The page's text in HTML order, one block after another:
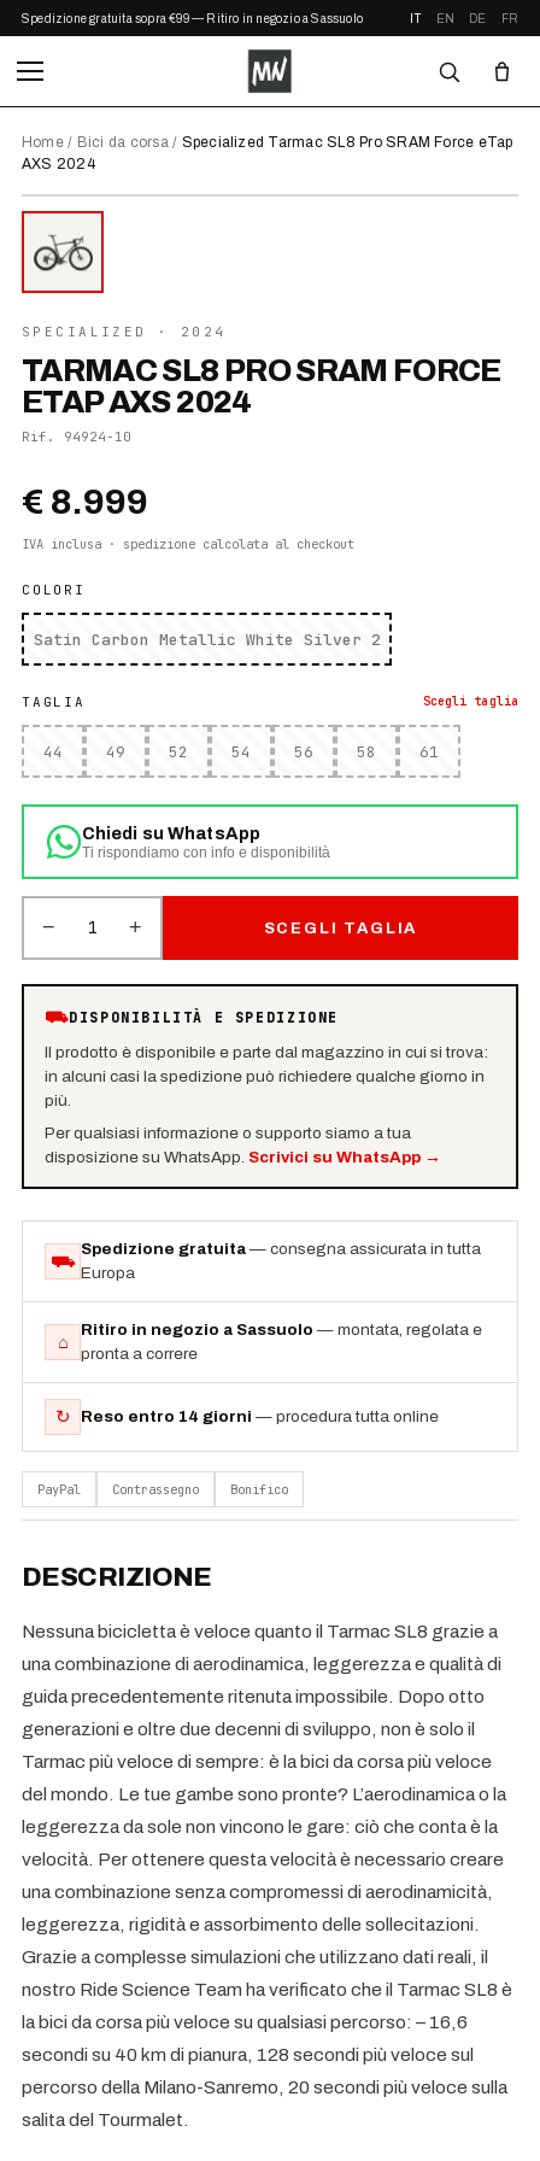
Spedizione gratuita sopra €99 — Ritiro in negozio a Sassuolo IT EN DE FR
Home/ Bici da corsa/ Specialized Tarmac SL8 Pro SRAM Force eTap
AXS 2024
SPECIALIZED · 2024
TARMAC SL8 PRO SRAM FORCE
ETAP AXS 2024
Rif. 94924-10
€ 8.999
IVA inclusa · spedizione calcolata al checkout
COLORI
Satin Carbon Metallic White Silver 2
TAGLIA Scegli taglia
44 49 52 54 56 58 61
Chiedi su WhatsApp
Ti rispondiamo con info e disponibilità
− 1 + SCEGLI TAGLIA
⛟DISPONIBILITÀ E SPEDIZIONE
Il prodotto è disponibile e parte dal magazzino in cui si trova:
in alcuni casi la spedizione può richiedere qualche giorno in
più.
Per qualsiasi informazione o supporto siamo a tua
disposizione su WhatsApp. Scrivici su WhatsApp→
⛟
Spedizione gratuita — consegna assicurata in tutta
Europa
⌂
Ritiro in negozio a Sassuolo — montata, regolata e
pronta a correre
↻ Reso entro 14 giorni — procedura tutta online
PayPal Contrassegno Bonifico
DESCRIZIONE
Nessuna bicicletta è veloce quanto il Tarmac SL8 grazie a
una combinazione di aerodinamica, leggerezza e qualità di
guida precedentemente ritenuta impossibile. Dopo otto
generazioni e oltre due decenni di sviluppo, non è solo il
Tarmac più veloce di sempre: è la bici da corsa più veloce
del mondo. Le tue gambe sono pronte? L’aerodinamica o la
leggerezza da sole non vincono le gare: ciò che conta è la
velocità. Per ottenere questa velocità è necessario creare
una combinazione senza compromessi di aerodinamicità,
leggerezza, rigidità e assorbimento delle sollecitazioni.
Grazie a complesse simulazioni che utilizzano dati reali, il
nostro Ride Science Team ha verificato che il Tarmac SL8 è
la bici da corsa più veloce su qualsiasi percorso: – 16,6
secondi su 40 km di pianura, 128 secondi più veloce sul
percorso della Milano-Sanremo, 20 secondi più veloce sulla
salita del Tourmalet.